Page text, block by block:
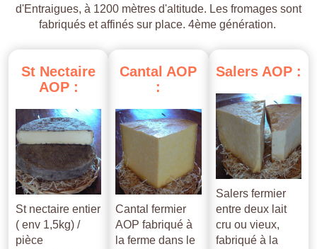
d'Entraigues, à 1200 mètres d'altitude. Les fromages sont
fabriqués et affinés sur place. 4ème génération.
St Nectaire
AOP :
St nectaire entier
( env 1,5kg) /
pièce
Cantal AOP
:
Cantal fermier
AOP fabriqué à
la ferme dans le
Salers AOP :
Salers fermier
entre deux lait
cru ou vieux,
fabriqué à la